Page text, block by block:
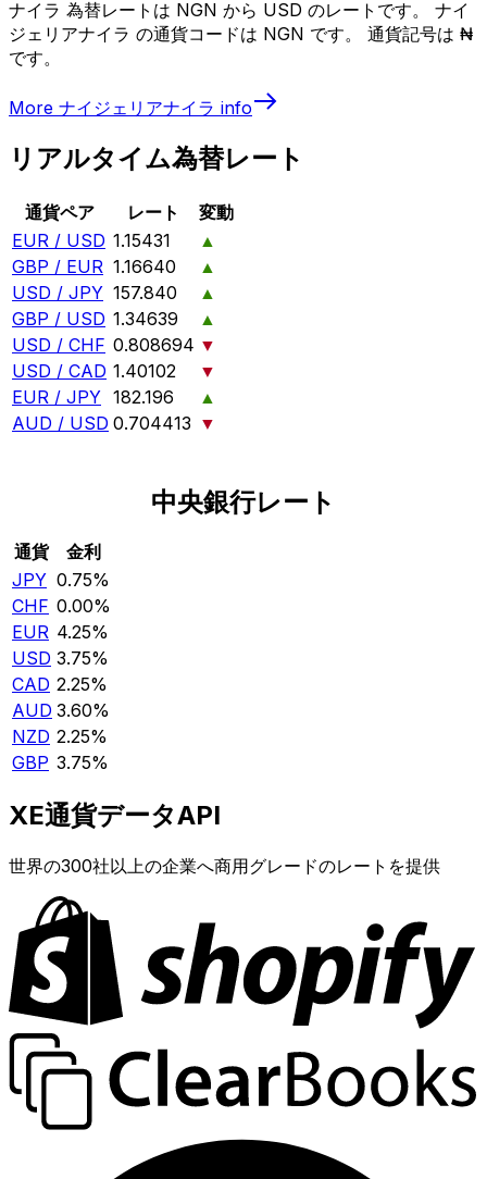
ナイラ 為替レートは NGN から USD のレートです。 ナイ
ジェリアナイラ の通貨コードは NGN です。 通貨記号は ₦
です。
More ナイジェリアナイラ info
リアルタイム為替レート
通貨ペア レート
変動
EUR / USD 1.15431
▲
GBP / EUR 1.16640
▲
USD / JPY 157.840
▲
GBP / USD 1.34639
▲
USD / CHF 0.808694 ▼
USD / CAD 1.40102
▼
EUR / JPY 182.196
▲
AUD / USD 0.704413 ▼
中央銀行レート
通貨
金利
JPY 0.75%
CHF 0.00%
EUR 4.25%
USD 3.75%
CAD 2.25%
AUD 3.60%
NZD 2.25%
GBP 3.75%
XE通貨データAPI
世界の300社以上の企業へ商用グレードのレートを提供